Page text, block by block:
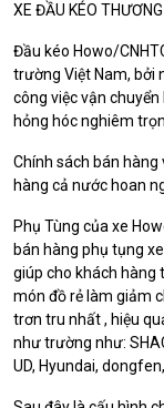
XE ĐẦU KÉO
Đầu kéo Howo/
trường Việt Nam, bởi
công việc vận
hỏng hóc nghiêm
Chính sách bán
hàng cả nước hoan
Phụ Tùng của xe
bán hàng phụ tụng
giúp cho khách hàng
món đồ rẻ làm giảm
trơn tru nhất , hiệu
như trường như:
UD, Hyundai,